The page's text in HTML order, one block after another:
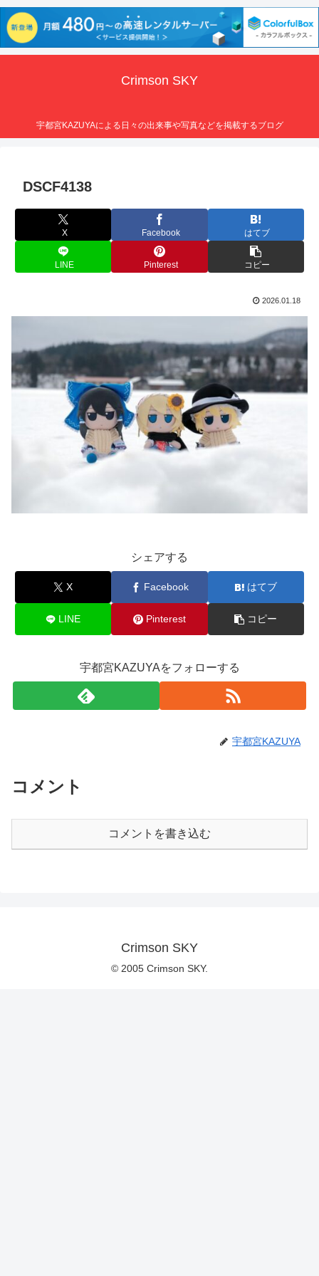
Crimson SKY
宇都宮KAZUYAによる日々の出来事や写真などを掲載するブログ
DSCF4138
X Facebook はてブ
LINE Pinterest コピー
2026.01.18
シェアする
X Facebook はてブ
LINE Pinterest コピー
宇都宮KAZUYAをフォローする
宇都宮KAZUYA
コメント
コメントを書き込む
Crimson SKY
© 2005 Crimson SKY.